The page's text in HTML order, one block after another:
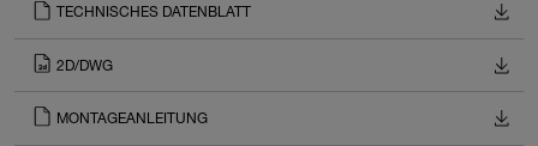
TECHNISCHES DATENBLATT
2D/DWG
MONTAGEANLEITUNG